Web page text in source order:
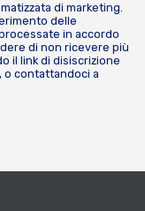
di marketing.
delle
in accordo
di non ricevere più
il link di disiscrizione
o contattandoci a